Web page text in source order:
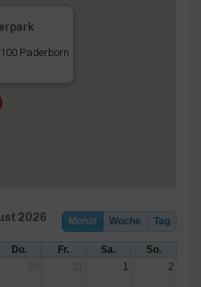
Paderborn
Monat Woche Tag
2026
Do. Fr. Sa.
So.
1 2